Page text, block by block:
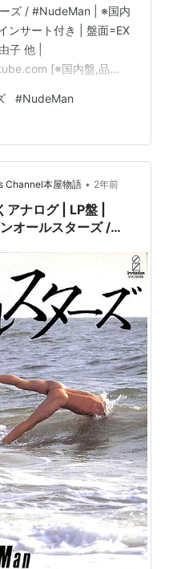
ズ / #NudeMan | ※国内
ンサート付き | 盤面=EX
子 他 |
[※国内盤,品
ト=EX］［※保護内袋
［店舗併売の為、時間差
卒ご了承の上ご注文を
#NudeMan
Channel本屋物語 • 2年前
ナログ | LP盤 |
オールスターズ /
ャケット=EX | #桑